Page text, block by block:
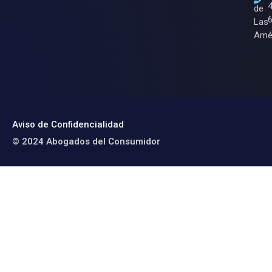
de
Las
Aviso de Confidencialidad
© 2024 Abogados del Consumidor